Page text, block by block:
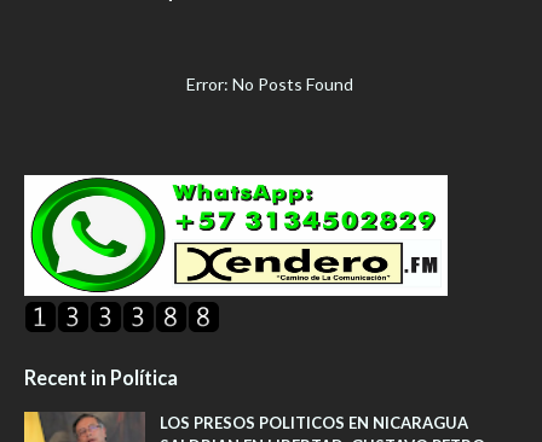
Error: No Posts Found
Recent in Política
LOS PRESOS POLITICOS EN NICARAGUA